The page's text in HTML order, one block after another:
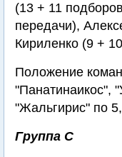
(13 + 11
передачи),
Кириленко (9 +
Положение
"Панатинаикос",
"Жальгирис" по
Группа С